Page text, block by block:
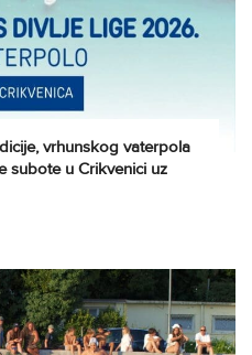
vrhunskog vaterpola
subote u Crikvenici uz